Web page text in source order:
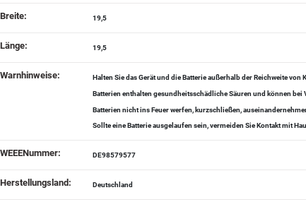
Breite‍: 19,5
Länge‍: 19,5
Warnhinweise‍: Halten Sie das Gerät und die Batterie außerhalb der Reichweite von
Batterien enthalten gesundheitsschädliche Säuren und können
Batterien nicht ins Feuer werfen, kurzschließen,
Sollte eine Batterie ausgelaufen sein, vermeiden Sie Kontakt mit
WEEENummer‍: DE98579577
Herstellungsland‍: Deutschland